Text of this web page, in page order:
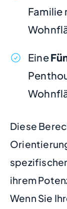
Familie
Eine
Diese
ihrem
Wenn Sie